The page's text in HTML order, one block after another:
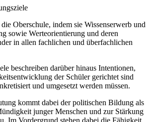
Oberschule, indem sie Wissenserwerb und
sowie Werteorientierung und deren
in allen fachlichen und überfachlichen
beschreiben darüber hinaus Intentionen,
der Schüler gerichtet sind
und umgesetzt werden müssen.
kommt dabei der politischen Bildung als
junger Menschen und zur Stärkung